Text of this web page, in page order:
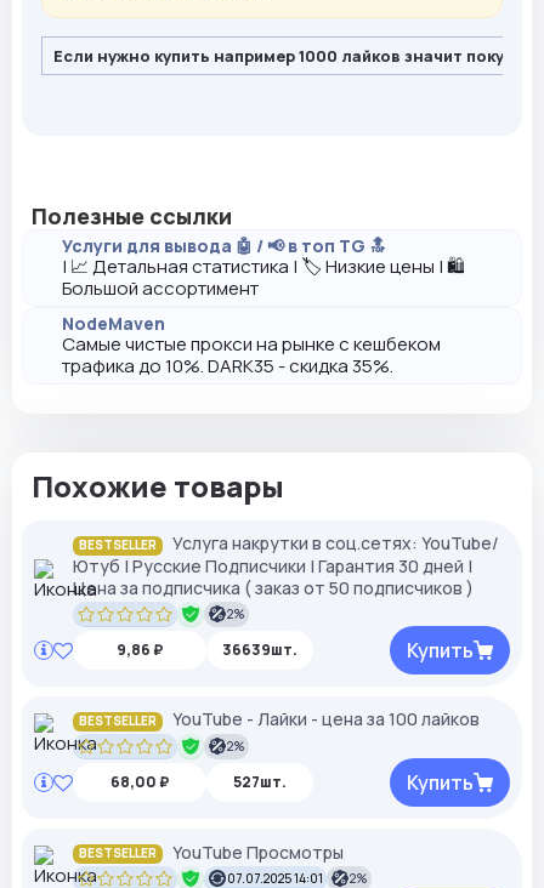
Если нужно купить например 1000 лайков значит
Полезные ссылки
Услуги для вывода 🤖 / 📢 в топ TG 🔝
| 📈 Детальная статистика | 🏷️ Низкие цены | 🛍️
Большой ассортимент
NodeMaven
Самые чистые прокси на рынке с кешбеком
трафика до 10%. DARK35 - скидка 35%.
Похожие товары
BESTSELLER
Услуга накрутки в соц.сетях: YouTube/
Ютуб | Русские Подписчики | Гарантия 30 дней |
Цена за подписчика ( заказ от 50 подписчиков )
2%
9,86 ₽ 36639шт. Купить
BESTSELLER YouTube - Лайки - цена за 100 лайков
2%
68,00 ₽ 527шт. Купить
BESTSELLER YouTube Просмотры
07.07.2025 14:01 2%